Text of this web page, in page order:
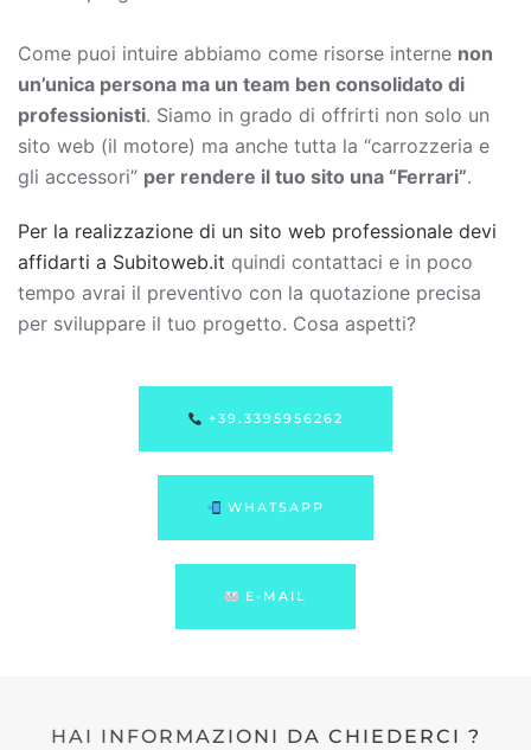
Come puoi intuire abbiamo come risorse interne non
un’unica persona ma un team ben consolidato di
professionisti. Siamo in grado di offrirti non solo un
sito web (il motore) ma anche tutta la “carrozzeria e
gli accessori” per rendere il tuo sito una “Ferrari”.
Per la realizzazione di un sito web professionale devi
affidarti a Subitoweb.it quindi contattaci e in poco
tempo avrai il preventivo con la quotazione precisa
per sviluppare il tuo progetto. Cosa aspetti?
+39.3395956262
WHATSAPP
E-MAIL
HAI INFORMAZIONI DA CHIEDERCI ?